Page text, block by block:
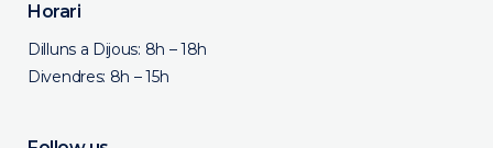
Horari
Dilluns a Dijous: 8h – 18h
Divendres: 8h – 15h